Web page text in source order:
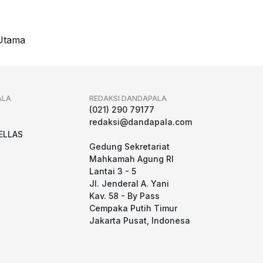
REDAKSI DANDAPALA
(021) 290 79177
redaksi@dandapala.com
Gedung Sekretariat
Mahkamah Agung RI
Lantai 3 - 5
Jl. Jenderal A. Yani
Kav. 58 - By Pass
Cempaka Putih Timur
Jakarta Pusat, Indonesa